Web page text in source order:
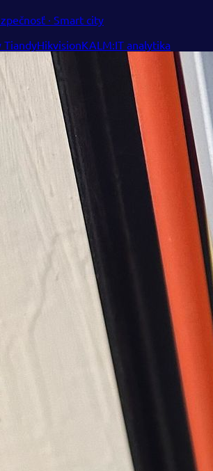
· Smart city
TiandyHikvisionKALM:IT analytika